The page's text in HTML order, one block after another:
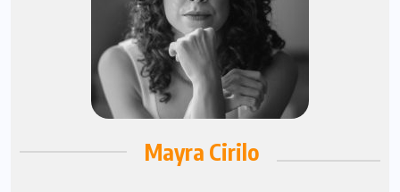
Mayra Cirilo